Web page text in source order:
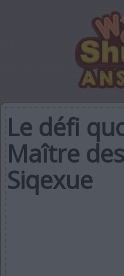
Le défi
Maître
Siqexue